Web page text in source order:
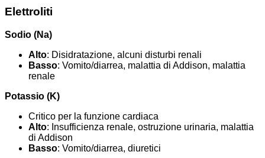
Elettroliti
Sodio (Na)
Alto: Disidratazione, alcuni disturbi renali
Basso: Vomito/diarrea, malattia di Addison, malattia
renale
Potassio (K)
Critico per la funzione cardiaca
Alto: Insufficienza renale, ostruzione urinaria, malattia
di Addison
Basso: Vomito/diarrea, diuretici